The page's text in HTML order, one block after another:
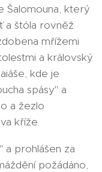
Šalomouna, který
a štóla rovněž
mřížemi
a královský
kde je
spásy" a
a žezlo
kříže.
a prohlášen za
požádáno,